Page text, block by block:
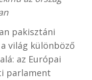
pakisztáni
világ különböző
az Európai
parlament